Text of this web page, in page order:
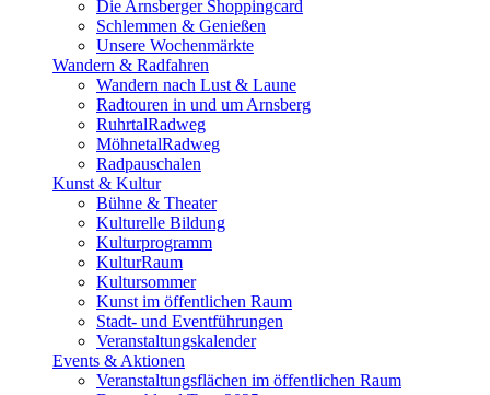
Die Arnsberger Shoppingcard
Schlemmen & Genießen
Unsere Wochenmärkte
Wandern & Radfahren
Wandern nach Lust & Laune
Radtouren in und um Arnsberg
RuhrtalRadweg
MöhnetalRadweg
Radpauschalen
Kunst & Kultur
Bühne & Theater
Kulturelle Bildung
Kulturprogramm
KulturRaum
Kultursommer
Kunst im öffentlichen Raum
Stadt- und Eventführungen
Veranstaltungskalender
Events & Aktionen
Veranstaltungsflächen im öffentlichen Raum